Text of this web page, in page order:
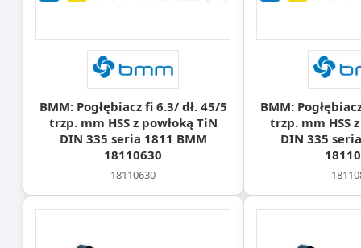
BMM: Pogłębiacz fi 6.3/ dł. 45/5
trzp. mm HSS z powłoką TiN
DIN 335 seria 1811 BMM
18110630
18110630
BMM:
trzp. mm HSS
DIN 335